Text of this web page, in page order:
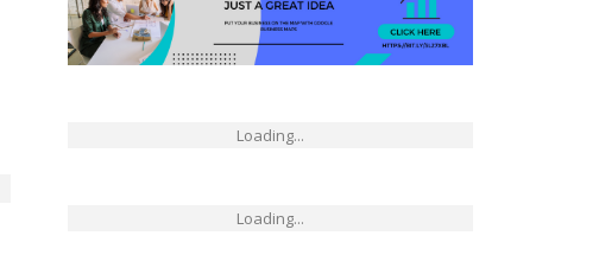
Loading...
Loading...